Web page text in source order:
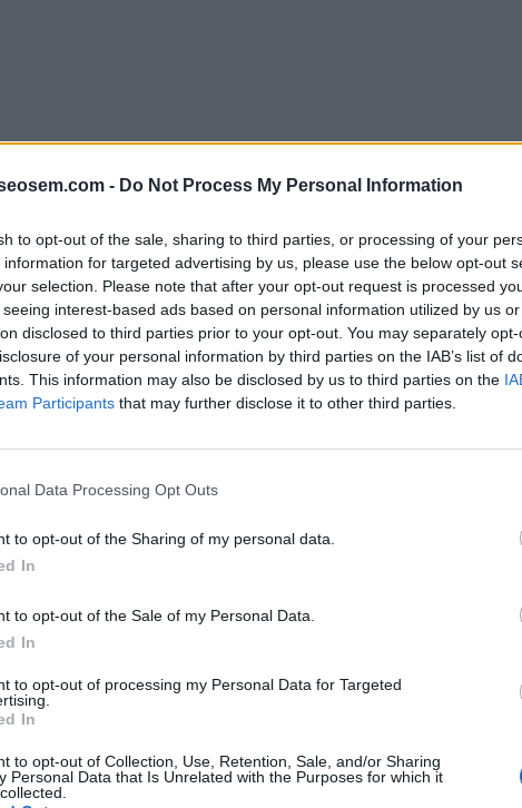
- Do Not Process My Personal Information
to opt-out of the sale, sharing to third parties, or processing of your
information for targeted advertising by us, please use the below opt-out
selection. Please note that after your opt-out request is processed
interest-based ads based on personal information utilized by us
disclosed to third parties prior to your opt-out. You may separately
of your personal information by third parties on the IAB’s list of
This information may also be disclosed by us to third parties on the
Participants that may further disclose it to other third parties.
Data Processing Opt Outs
to opt-out of the Sharing of my personal data.
In
to opt-out of the Sale of my Personal Data.
In
to opt-out of processing my Personal Data for Targeted
In
to opt-out of Collection, Use, Retention, Sale, and/or Sharing
Personal Data that Is Unrelated with the Purposes for which it
de conversiones de las llamadas desde
estén disponibles en tu país)?
Aprende a crear campañas de Máximo Rendimiento en Google Ads